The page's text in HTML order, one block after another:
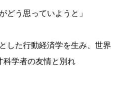
どう思っていようと」
した行動経済学を生み、世界
科学者の友情と別れ